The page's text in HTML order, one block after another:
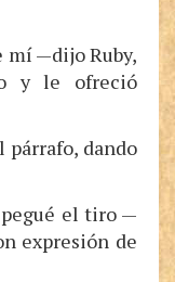
mí —dijo Ruby,
y le ofreció
párrafo, dando
el tiro —
expresión de